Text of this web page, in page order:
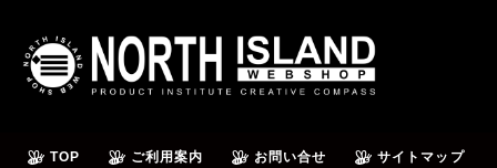
TOP ご利用案内 お問い合せ サイトマップ